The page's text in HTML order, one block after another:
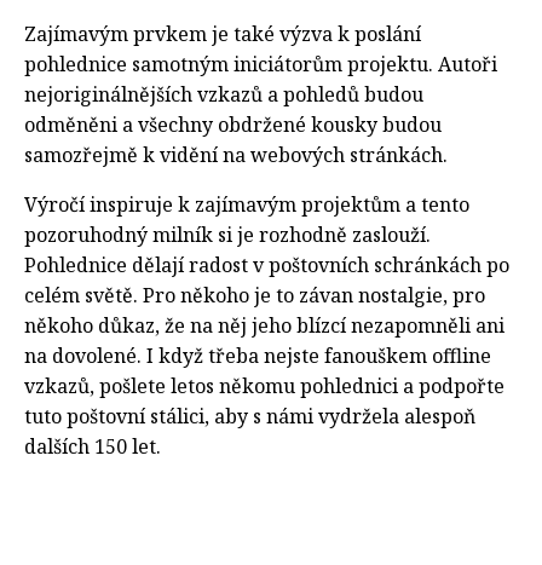
Zajímavým prvkem je také výzva k poslání
pohlednice samotným iniciátorům projektu. Autoři
nejoriginálnějších vzkazů a pohledů budou
odměněni a všechny obdržené kousky budou
samozřejmě k vidění na webových stránkách.
Výročí inspiruje k zajímavým projektům a tento
pozoruhodný milník si je rozhodně zaslouží.
Pohlednice dělají radost v poštovních schránkách po
celém světě. Pro někoho je to závan nostalgie, pro
někoho důkaz, že na něj jeho blízcí nezapomněli ani
na dovolené. I když třeba nejste fanouškem offline
vzkazů, pošlete letos někomu pohlednici a podpořte
tuto poštovní stálici, aby s námi vydržela alespoň
dalších 150 let.